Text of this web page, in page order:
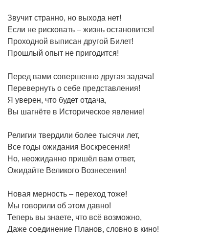
Звучит странно, но выхода нет!
Если не рисковать – жизнь остановится!
Проходной выписан другой Билет!
Прошлый опыт не пригодится!
Перед вами совершенно другая задача!
Перевернуть о себе представления!
Я уверен, что будет отдача,
Вы шагнёте в Историческое явление!
Религии твердили более тысячи лет,
Все годы ожидания Воскресения!
Но, неожиданно пришёл вам ответ,
Ожидайте Великого Вознесения!
Новая мерность – переход тоже!
Мы говорили об этом давно!
Теперь вы знаете, что всё возможно,
Даже соединение Планов, словно в кино!